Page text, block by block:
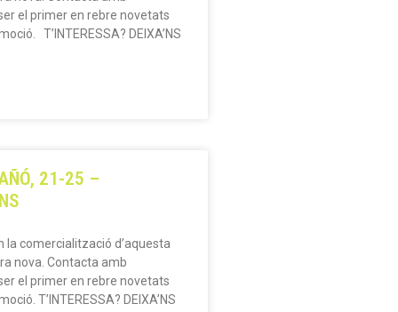
el primer en rebre novetats
T’INTERESSA? DEIXA’NS
21-25 –
la comercialització d’aquesta
nova. Contacta amb
el primer en rebre novetats
T’INTERESSA? DEIXA’NS